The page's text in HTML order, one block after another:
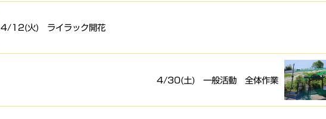
4/12(火) ライラック開花
4/30(土) 一般活動 全体作業